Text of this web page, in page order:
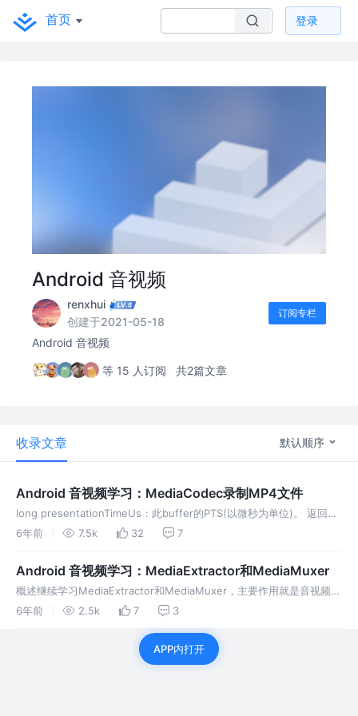
首页 登录
Android 音视频
renxhui
创建于2021-05-18
订阅专栏
Android 音视频
等 15 人订阅 共2篇文章
收录文章 默认顺序
Android 音视频学习：MediaCodec录制MP4文件
long presentationTimeUs：此buffer的PTS(以微秒为单位)。 返回
INFO_TRY_AGAIN_LATER而timeoutUs指定为了非负值，表示超时
后续数据将遵循新格…
6年前 7.5k 32 7
Android 音视频学习：MediaExtractor和MediaMuxer
概述继续学习MediaExtractor和MediaMuxer，主要作用就是音视频的
分离和合成，此篇博客仅作为笔记使用，以防之后忘记MediaExtractor
这个类的主要作用是把音频数据和视频数据分
6年前 2.5k 7 3
APP内打开